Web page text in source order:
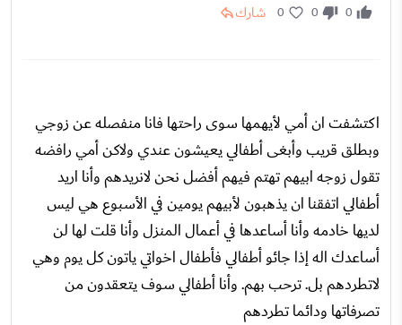
0
0
0 شارك
اكتشفت ان أمي لأيهمها سوى راحتها فانا منفصله عن زوجي
وبطلق قريب وأبغى أطفالي يعيشون عندي ولاكن أمي رافضه
تقول زوجه ابيهم تهتم فيهم أفضل نحن لانريدهم وأنا اريد
أطفالي اتفقنا ان يذهبون لأبيهم يومين في الأسبوع هي ليس
لديها خادمه وأنا أساعدها في أعمال المنزل وأنا قلت لها لن
أساعدك اله إذا جائو أطفالي فأطفال اخواتي ياتون كل يوم وهي
لاتطردهم بل. ترحب بهم. وأنا أطفالي سوف يتعقدون من
تصرفاتها ودائما تطردهم